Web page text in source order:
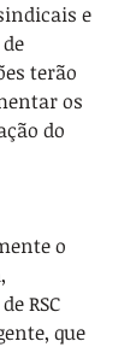
e
terão
os
do
o
RSC
que